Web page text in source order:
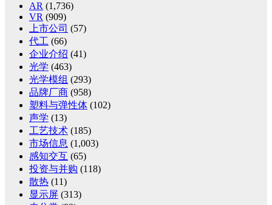
AR (1,736)
VR (909)
上市公司 (57)
代工 (66)
企业介绍 (41)
光学 (463)
光学模组 (293)
品牌厂商 (958)
塑料与弹性体 (102)
声学 (13)
工艺技术 (185)
市场信息 (1,003)
感知交互 (65)
投资与并购 (118)
散热 (11)
显示屏 (313)